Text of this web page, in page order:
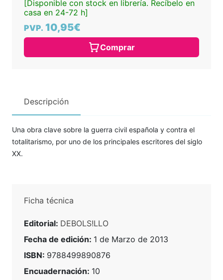
[Disponible con stock en librería. Recíbelo en
casa en 24-72 h]
PVP. 10,95€
Comprar
Descripción
Una obra clave sobre la guerra civil española y contra el
totalitarismo, por uno de los principales escritores del siglo
XX.
Ficha técnica
Editorial: DEBOLS!LLO
Fecha de edición: 1 de Marzo de 2013
ISBN: 9788499890876
Encuadernación: 10